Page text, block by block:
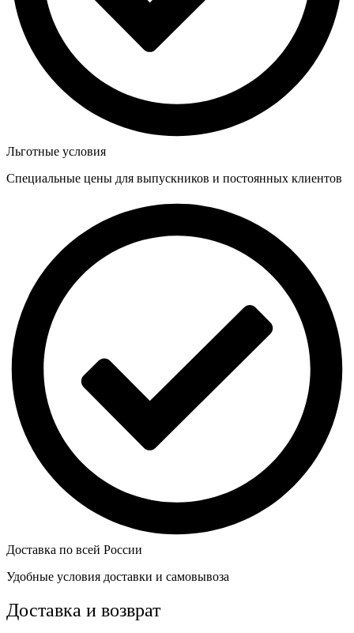
Льготные условия
Специальные цены для выпускников и постоянных клиентов
Доставка по всей России
Удобные условия доставки и самовывоза
Доставка и возврат